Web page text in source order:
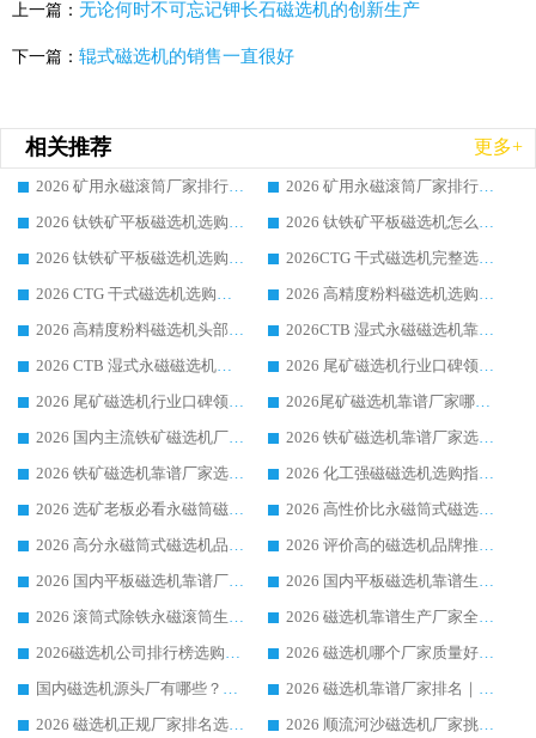
上一篇： 无论何时不可忘记钾长石磁选机的创新生产
下一篇： 辊式磁选机的销售一直很好
相关推荐 更多+
2026 矿用永磁滚筒厂家排行榜选购干货指南 行业口碑标杆华体会手机网页版-华体会(中国) 实力出众
2026 矿用永磁滚筒厂家排行榜选购指南，行业口碑领域强者华体会手机网页版-华体会(中国)
2026 钛铁矿平板磁选机选购全攻略 市场公认优质品牌厂家实力排行榜
2026 钛铁矿平板磁选机怎么选 靠谱生产企业实力排行榜选购参考攻略
2026 钛铁矿平板磁选机选购指南 行业口碑优选品牌生产企业实力排行榜
2026CTG 干式磁选机完整选购指南 行业口碑顶尖靠谱生产龙头厂家实力推荐
2026 CTG 干式磁选机选购指南|行业口碑靠谱生产厂家领域强者推荐
2026 高精度粉料磁选机选购全攻略 行业优质品牌华体会手机网页版-华体会(中国) 实力深度解析
2026 高精度粉料磁选机头部厂家选购指南 行业口碑靠谱品牌推荐 领域强者华体会手机网页版-华体会(中国) 解析
2026CTB 湿式永磁磁选机靠谱厂家实力排行榜 铁矿选矿设备采购全流程选购指南
2026 CTB 湿式永磁磁选机选购指南|行业口碑良好品牌推荐，领域强者华体会手机网页版-华体会(中国)
2026 尾矿磁选机行业口碑领域强者，源头直供国内主流厂家华体会手机网页版-华体会(中国) 一站式服务
2026 尾矿磁选机行业口碑领域强者，源头直供国内主流厂家华体会手机网页版-华体会(中国) 一站式服务
2026尾矿磁选机靠谱厂家哪家好 行业口碑领域强者华体会手机网页版-华体会(中国) 推荐
2026 国内主流铁矿磁选机厂家选购指南|行业口碑好品牌推荐，领域强者华体会手机网页版-华体会(中国)
2026 铁矿磁选机靠谱厂家选购全攻略 行业标杆华体会手机网页版-华体会(中国) 设备性价比出众
2026 铁矿磁选机靠谱厂家选购指南，领域强者华体会手机网页版-华体会(中国) 铁矿磁选机性价比高
2026 化工强磁磁选机选购指南 5 家行业口碑靠谱厂家领域强者推荐
2026 选矿老板必看永磁筒磁选机推荐 行业头部品牌口碑设备选购全攻略
2026 高性价比永磁筒式磁选机品牌盘点 行业强者口碑实测选购完整指南
2026 高分永磁筒式磁选机品牌推荐 选矿设备强者对比测评采购避坑全攻略
2026 评价高的磁选机品牌推荐选购指南，永磁筒式磁选机设备领域强者全景行业口碑解析
2026 国内平板磁选机靠谱厂家排名 行业实测口碑设备按需选购全指南
2026 国内平板磁选机靠谱生产厂家推荐排名|行业口碑选购指南，领域强者按需选设备
2026 滚筒式除铁永磁滚筒生产厂家推荐排名|行业口碑选购指南，领域强者源头厂商精选
2026 磁选机靠谱生产厂家全梳理 分场景选型行业头部品牌选购参考攻略
2026磁选机公司排行榜选购指南|正规源头厂家推荐，领域强者高性价比靠谱信赖品牌
2026 磁选机哪个厂家质量好？十大靠谱磁电企业排名选购指南
国内磁选机源头厂有哪些？2026 综合实力排名与采购避坑技巧
2026 磁选机靠谱厂家排名｜华体会手机网页版-华体会(中国) 高性价比磁选机磁电品牌
2026 磁选机正规厂家排名选购指南|行业口碑信赖品牌推荐性价比高靠谱磁电企业
2026 顺流河沙磁选机厂家挑选攻略 | 业内口碑龙头企业高性价比品牌推荐